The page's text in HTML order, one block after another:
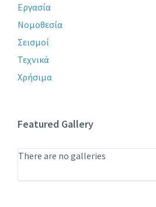
Εργασία
Νομοθεσία
Σεισμοί
Τεχνικά
Χρήσιμα
Featured Gallery
There are no galleries